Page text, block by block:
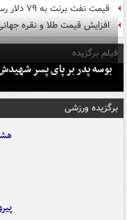
قیمت نفت برنت به ۷۹ دلار رسید
افزایش قیمت طلا و نقره
فیلم برگزیده
بوسه‌ پدر بر پای پسر
برگزیده ورزشی